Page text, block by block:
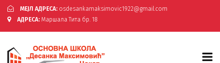
МЕЈЛ АДРЕСА: osdesankamaksimovic1922@gmail.com
АДРЕСА: Маршала Тита бр. 18